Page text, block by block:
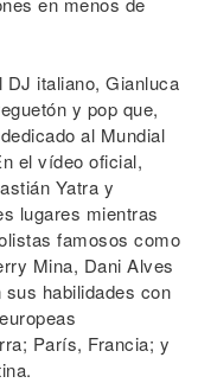
DJ italiano, Gianluca
y pop que,
al Mundial
el vídeo oficial,
Yatra y
lugares mientras
famosos como
Mina, Dani Alves
habilidades con
París, Francia; y